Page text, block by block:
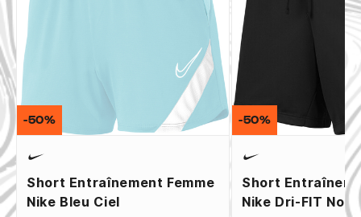
Short Entraînement Femme
Nike Bleu Ciel
-50%
Short
Nike Dri-FIT Noir
-50%